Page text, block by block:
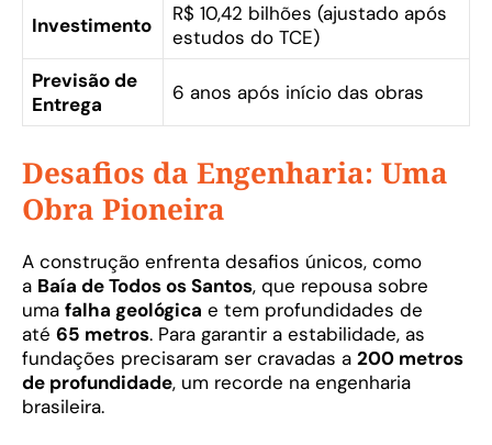
Investimento
R$ 10,42 bilhões (ajustado após
estudos do TCE)
Previsão de
Entrega
6 anos após início das obras
Desafios da Engenharia: Uma
Obra Pioneira
A construção enfrenta desafios únicos, como
a Baía de Todos os Santos, que repousa sobre
uma falha geológica e tem profundidades de
até 65 metros. Para garantir a estabilidade, as
fundações precisaram ser cravadas a 200 metros
de profundidade, um recorde na engenharia
brasileira.